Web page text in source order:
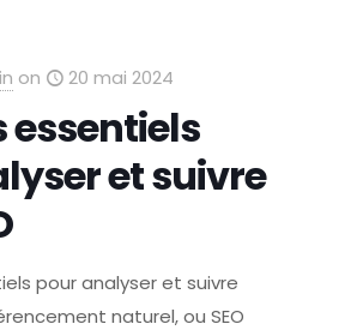
on 20 mai 2024
essentiels
et suivre
pour analyser et suivre
naturel, ou SEO